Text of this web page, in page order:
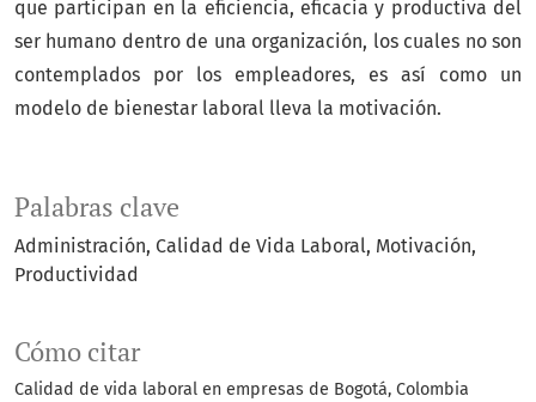
Palabras clave
Administración Calidad de Vida Laboral Motivación
Productividad
Cómo citar
Calidad de vida laboral en empresas de Bogotá, Colombia
que participan en la eficiencia, eficacia y productiva del
ser humano dentro de una organización, los cuales no son
contemplados por los empleadores, es así como un
modelo de bienestar laboral lleva la motivación.